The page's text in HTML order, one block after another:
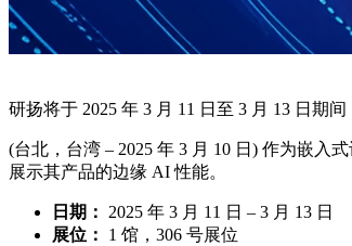
研扬将于 2025 年 3 月 11 日至 3 月 13 日期
(台北，台湾 – 2025 年 3 月 10 日) 作为嵌入
展示其产品的边缘 AI 性能。
日期： 2025 年 3 月 11 日 – 3 月 13 日
展位： 1 馆，306 号展位